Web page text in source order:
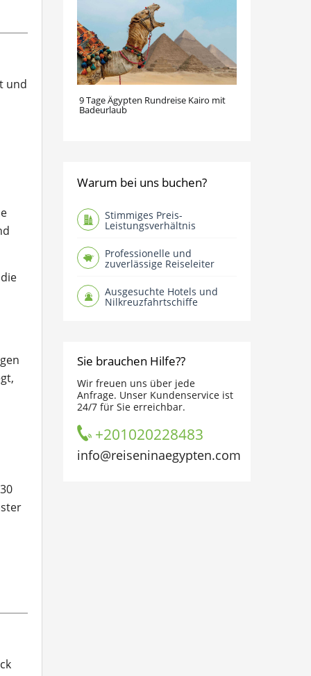
und
9 Tage Ägypten Rundreise Kairo mit
Badeurlaub
Warum bei uns buchen?
Stimmiges Preis-
Leistungsverhältnis
Professionelle und
zuverlässige Reiseleiter
Ausgesuchte Hotels und
Nilkreuzfahrtschiffe
Sie brauchen Hilfe??
Wir freuen uns über jede
Anfrage. Unser Kundenservice ist
24/7 für Sie erreichbar.
+201020228483
info@reiseninaegypten.com